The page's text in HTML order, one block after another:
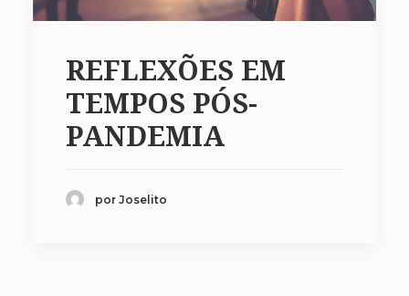
REFLEXÕES EM
TEMPOS PÓS-
PANDEMIA
por Joselito